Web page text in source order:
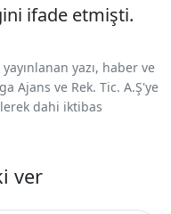
ifade etmişti.
yazı, haber ve
Ajans ve Rek. Tic. A.Ş'ye
dahi iktibas
ver